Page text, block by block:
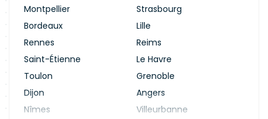
Montpellier
Strasbourg
Bordeaux
Lille
Rennes
Reims
Saint-Étienne
Le Havre
Toulon
Grenoble
Dijon
Angers
Nîmes
Villeurbanne